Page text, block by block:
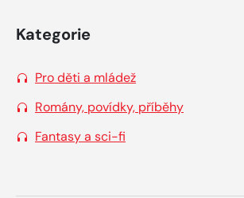
Kategorie
Pro děti a mládež
Romány, povídky, příběhy
Fantasy a sci-fi